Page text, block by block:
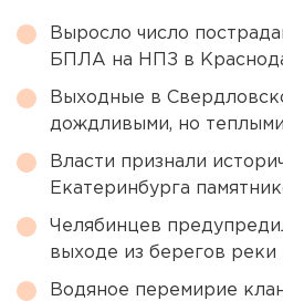
Выросло число
БПЛА на НПЗ в
Выходные в
дождливыми, но теплыми
Власти признали
Екатеринбурга
Челябинцев
выходе из берегов реки
Водяное перемирие